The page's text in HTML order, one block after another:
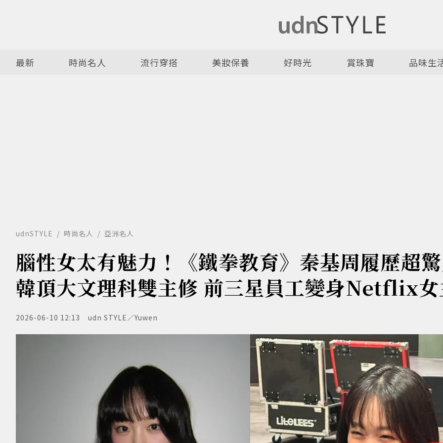
最新 時尚名人 流行穿搭 美妝保養 好時光 賞珠寶 品味生
udnSTYLE 時尚名人 亞洲名人
腦性女太有魅力！《鐵拳教育》秦基周履歷超
韓頂大文理科雙主修 前三星員工變身Netflix
2026-06-10 12:13 udn STYLE／Yuwen